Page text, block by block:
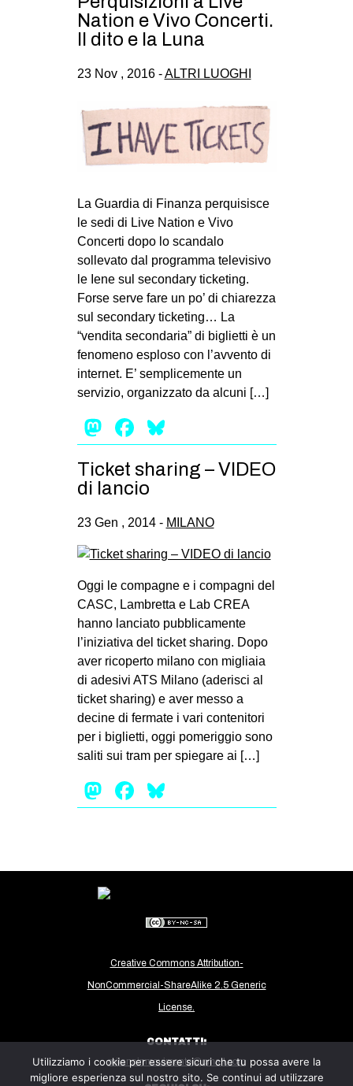
Nation e Vivo Concerti.
Il dito e la Luna
23 Nov , 2016 -ALTRI LUOGHI
La Guardia di Finanza perquisisce
le sedi di Live Nation e Vivo
Concerti dopo lo scandalo
sollevato dal programma televisivo
le Iene sul secondary ticketing.
Forse serve fare un po’ di chiarezza
sul secondary ticketing… La
“vendita secondaria” di biglietti è un
fenomeno esploso con l’avvento di
internet. E’ semplicemente un
servizio, organizzato da alcuni […]
Mastodon
Facebook
Ticket sharing – VIDEO
di lancio
23 Gen , 2014 - MILANO
Oggi le compagne e i compagni del
CASC, Lambretta e Lab CREA
hanno lanciato pubblicamente
l’iniziativa del ticket sharing. Dopo
aver ricoperto milano con migliaia
di adesivi ATS Milano (aderisci al
ticket sharing) e aver messo a
decine di fermate i vari contenitori
per i biglietti, oggi pomeriggio sono
saliti sui tram per spiegare ai […]
Mastodon
Facebook
Creative Commons Attribution-
NonCommercial-ShareAlike 2.5 Generic
License.
CONTATTI:
milanoinmovimento@gmail.com
Utilizziamo i cookie per essere sicuri che tu possa avere la
migliore esperienza sul nostro sito. Se continui ad utilizzare